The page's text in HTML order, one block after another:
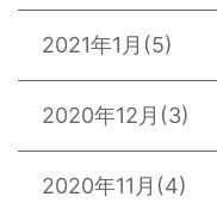
2021年1月 (5)
2020年12月 (3)
2020年11月 (4)